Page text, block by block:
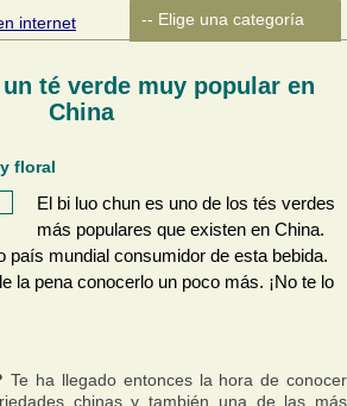
té verde muy popular en
China
floral
El bi luo chun es uno de los tés verdes
más populares que existen en China.
país mundial consumidor de esta bebida.
la pena conocerlo un poco más. ¡No te lo
Te ha llegado entonces la hora de conocer
chinas y también una de las más